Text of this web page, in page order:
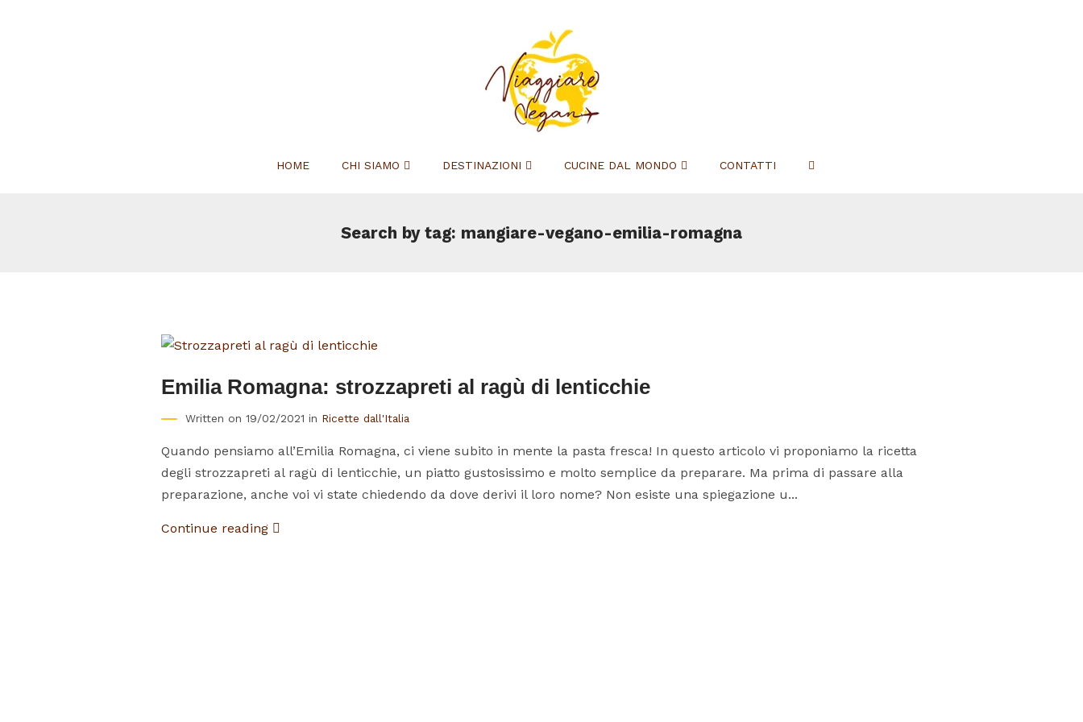
HOME CHI SIAMO DESTINAZIONI CUCINE DAL MONDO CONTATTI
Search by tag: mangiare-vegano-emilia-romagna
Emilia Romagna: strozzapreti al ragù di lenticchie
Written on 19/02/2021 in Ricette dall'Italia
Quando pensiamo all’Emilia Romagna, ci viene subito in mente la pasta fresca! In questo articolo vi proponiamo la ricetta
degli strozzapreti al ragù di lenticchie, un piatto gustosissimo e molto semplice da preparare. Ma prima di passare alla
preparazione, anche voi vi state chiedendo da dove derivi il loro nome? Non esiste una spiegazione u...
Continue reading